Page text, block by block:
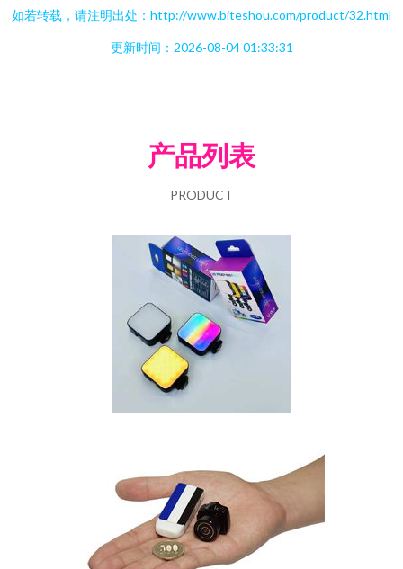
如若转载，请注明出处：http://www.biteshou.com/product/32.html
更新时间：2026-08-04 01:33:31
产品列表
PRODUCT